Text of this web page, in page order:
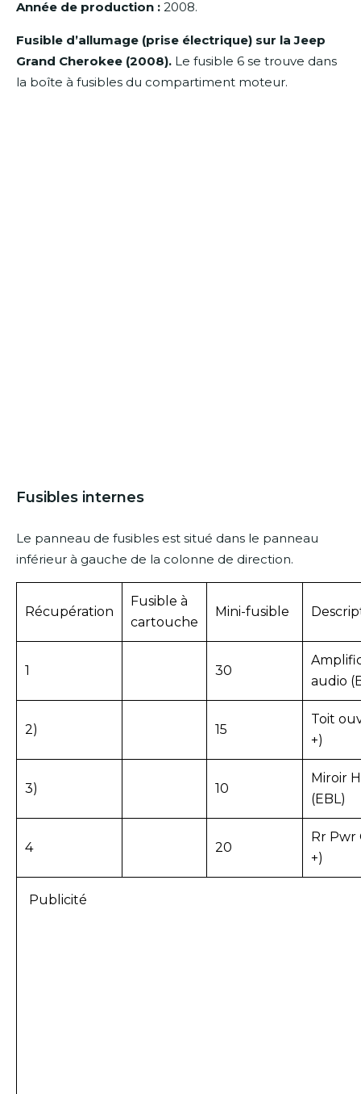
Année de production : 2008.
Fusible d’allumage (prise électrique) sur la Jeep
Grand Cherokee (2008). Le fusible 6 se trouve dans
la boîte à fusibles du compartiment moteur.
Fusibles internes
Le panneau de fusibles est situé dans le panneau
inférieur à gauche de la colonne de direction.
Récupération
Fusible à
cartouche
Mini-fusible
1 30
audio
2) 15
Toit
+)
3) 10
Miroir
(EBL)
4 20
Rr Pwr
+)
Publicité